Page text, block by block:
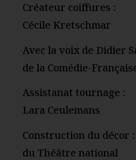
Créateur coiffures :
Cécile Kretschmar
Avec la voix de Didier
de la Comédie-
Assistanat tournage :
Lara Ceulemans
Construction du décor
du Théâtre national